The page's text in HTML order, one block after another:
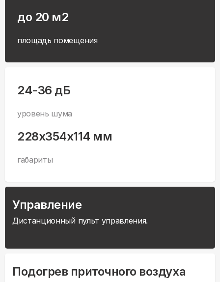
до 20 м2
площадь помещения
24-36 дБ
уровень шума
228x354x114 мм
габариты
Управление
Дистанционный пульт управления.
Подогрев приточного воздуха